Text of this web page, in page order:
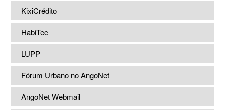
KixiCrédito
HabiTec
LUPP
Fórum Urbano no AngoNet
AngoNet Webmail